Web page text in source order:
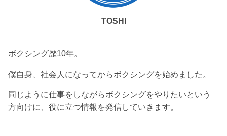
TOSHI
ボクシング歴10年。
僕自身、社会人になってからボクシングを始めました。
同じように仕事をしながらボクシングをやりたいという
方向けに、役に立つ情報を発信していきます。